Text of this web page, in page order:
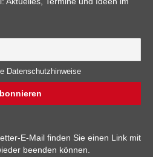
Datenschutzhinweise
E-Mail finden Sie einen Link mit
beenden können.